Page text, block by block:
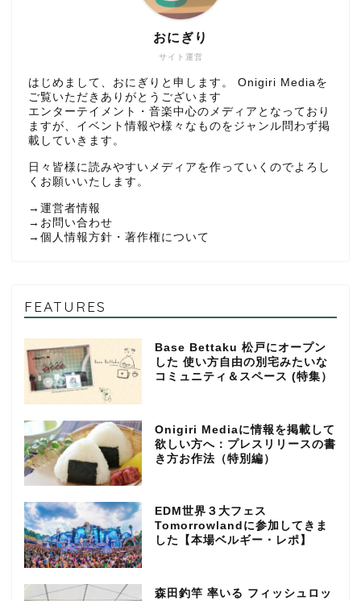
サイト運営
おにぎり
はじめまして、おにぎりと申します。 Onigiri Mediaを
ご覧いただきありがとうございます
エンターテイメント・音楽中心のメディアとなっており
ますが、イベント情報や様々なものをジャンル問わず掲
載していきます。
日々皆様に読みやすいメディアを作っていくのでよろし
くお願いいたします。
→ 運営者情報
→ お問い合わせ
→ 個人情報方針・著作権について
FEATURES
Base Bettaku 松戸にオープン
した 使い方自由の別宅みたいな
コミュニティ＆スペース (特集）
Onigiri Mediaに情報を掲載して
欲しい方へ：プレスリリースの書
き方お作法（特別編）
EDM世界３大フェス
Tomorrowlandに参加してきま
した【本場ベルギー・レポ】
森田釣竿 率いる フィッシュロッ